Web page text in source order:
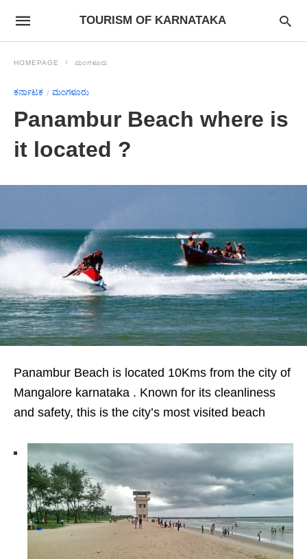
TOURISM OF KARNATAKA
HOMEPAGE ಮಂಗಳೂರು
ಕರ್ನಾಟಕ ಮಂಗಳೂರು
Panambur Beach where is
it located ?
Panambur Beach is located 10Kms from the city of
Mangalore karnataka . Known for its cleanliness
and safety, this is the city’s most visited beach